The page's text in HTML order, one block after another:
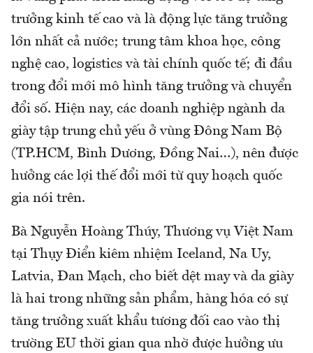
trưởng kinh tế cao và là động lực tăng trưởng
lớn nhất cả nước; trung tâm khoa học, công
nghệ cao, logistics và tài chính quốc tế; đi đầu
trong đổi mới mô hình tăng trưởng và chuyển
đổi số. Hiện nay, các doanh nghiệp ngành da
giày tập trung chủ yếu ở vùng Đông Nam Bộ
(TP.HCM, Bình Dương, Đồng Nai…), nên được
hưởng các lợi thế đổi mới từ quy hoạch quốc
gia nói trên.
Bà Nguyễn Hoàng Thúy, Thương vụ Việt Nam
tại Thụy Điển kiêm nhiệm Iceland, Na Uy,
Latvia, Đan Mạch, cho biết dệt may và da giày
là hai trong những sản phẩm, hàng hóa có sự
tăng trưởng xuất khẩu tương đối cao vào thị
trường EU thời gian qua nhờ được hưởng ưu